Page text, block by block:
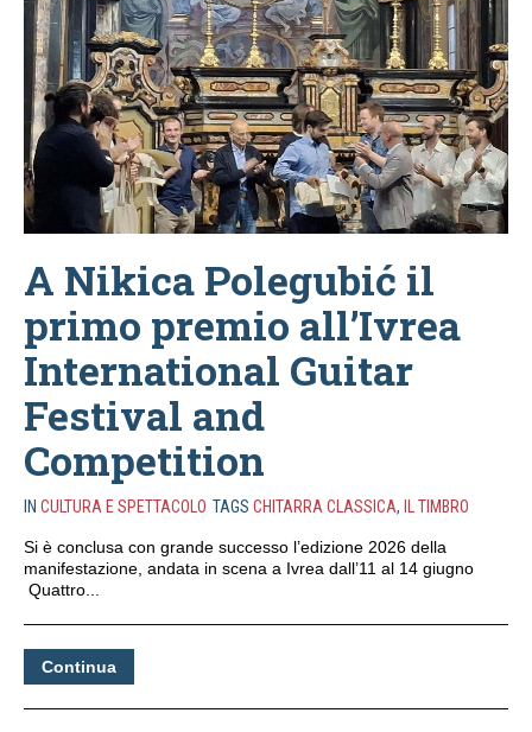
A Nikica Polegubić il
primo premio all’Ivrea
International Guitar
Festival and
Competition
IN CULTURA E SPETTACOLO TAGS CHITARRA CLASSICA, IL TIMBRO
Si è conclusa con grande successo l’edizione 2026 della
manifestazione, andata in scena a Ivrea dall’11 al 14 giugno
Quattro...
Continua